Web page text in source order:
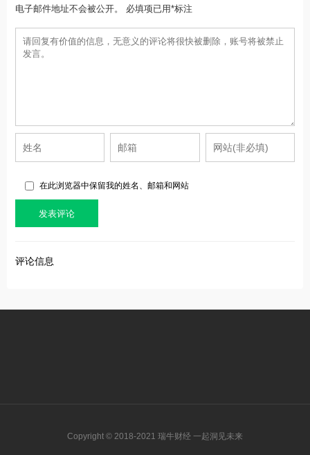
电子邮件地址不会被公开。 必填项已用*标注
在此浏览器中保留我的姓名、邮箱和网站
评论信息
Copyright © 2018-2021 瑞牛财经 一起洞见未来